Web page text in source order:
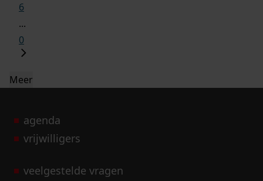
6
...
0
Meer
agenda
vrijwilligers
veelgestelde vragen